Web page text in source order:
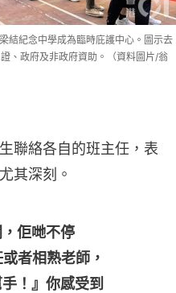
結紀念中學成為臨時庇護中心。圖示去
、政府及非政府資助。（資料圖片/翁
聯絡各自的班主任，表
其深刻。
佢哋不停
者相熟老師，
！』你感受到